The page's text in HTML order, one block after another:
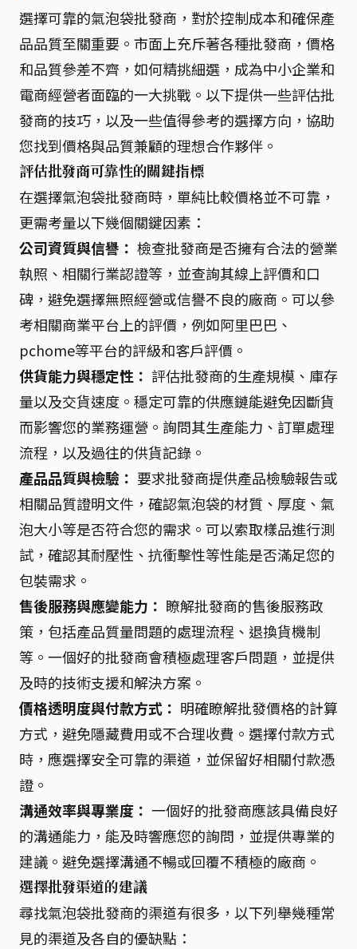
選擇可靠的氣泡袋批發商，對於控制成本和確保產
品品質至關重要。市面上充斥著各種批發商，價格
和品質參差不齊，如何精挑細選，成為中小企業和
電商經營者面臨的一大挑戰。以下提供一些評估批
發商的技巧，以及一些值得參考的選擇方向，協助
您找到價格與品質兼顧的理想合作夥伴。
評估批發商可靠性的關鍵指標
在選擇氣泡袋批發商時，單純比較價格並不可靠，
更需考量以下幾個關鍵因素：
公司資質與信譽： 檢查批發商是否擁有合法的營業
執照、相關行業認證等，並查詢其線上評價和口
碑，避免選擇無照經營或信譽不良的廠商。可以參
考相關商業平台上的評價，例如阿里巴巴、
pchome等平台的評級和客戶評價。
供貨能力與穩定性： 評估批發商的生產規模、庫存
量以及交貨速度。穩定可靠的供應鏈能避免因斷貨
而影響您的業務運營。詢問其生產能力、訂單處理
流程，以及過往的供貨記錄。
產品品質與檢驗： 要求批發商提供產品檢驗報告或
相關品質證明文件，確認氣泡袋的材質、厚度、氣
泡大小等是否符合您的需求。可以索取樣品進行測
試，確認其耐壓性、抗衝擊性等性能是否滿足您的
包裝需求。
售後服務與應變能力： 瞭解批發商的售後服務政
策，包括產品質量問題的處理流程、退換貨機制
等。一個好的批發商會積極處理客戶問題，並提供
及時的技術支援和解決方案。
價格透明度與付款方式： 明確瞭解批發價格的計算
方式，避免隱藏費用或不合理收費。選擇付款方式
時，應選擇安全可靠的渠道，並保留好相關付款憑
證。
溝通效率與專業度： 一個好的批發商應該具備良好
的溝通能力，能及時響應您的詢問，並提供專業的
建議。避免選擇溝通不暢或回覆不積極的廠商。
選擇批發渠道的建議
尋找氣泡袋批發商的渠道有很多，以下列舉幾種常
見的渠道及各自的優缺點：